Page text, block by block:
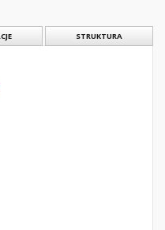
STRUKTURA